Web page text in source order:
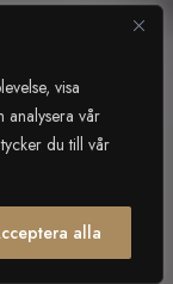
visa
analysera vår
du till vår
alla
Öppet